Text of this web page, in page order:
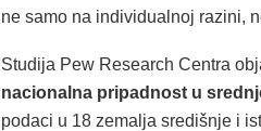
ne samo na individualnoj razini,
Studija Pew Research Centra
nacionalna pripadnost u
podaci u 18 zemalja središnje i